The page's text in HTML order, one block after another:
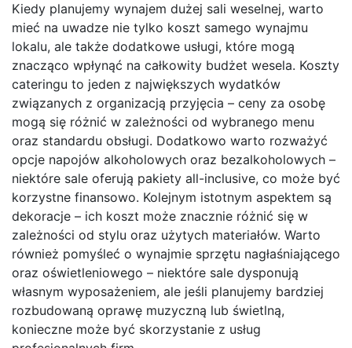
Kiedy planujemy wynajem dużej sali weselnej, warto
mieć na uwadze nie tylko koszt samego wynajmu
lokalu, ale także dodatkowe usługi, które mogą
znacząco wpłynąć na całkowity budżet wesela. Koszty
cateringu to jeden z największych wydatków
związanych z organizacją przyjęcia – ceny za osobę
mogą się różnić w zależności od wybranego menu
oraz standardu obsługi. Dodatkowo warto rozważyć
opcje napojów alkoholowych oraz bezalkoholowych –
niektóre sale oferują pakiety all-inclusive, co może być
korzystne finansowo. Kolejnym istotnym aspektem są
dekoracje – ich koszt może znacznie różnić się w
zależności od stylu oraz użytych materiałów. Warto
również pomyśleć o wynajmie sprzętu nagłaśniającego
oraz oświetleniowego – niektóre sale dysponują
własnym wyposażeniem, ale jeśli planujemy bardziej
rozbudowaną oprawę muzyczną lub świetlną,
konieczne może być skorzystanie z usług